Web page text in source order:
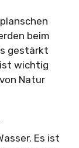
beim
gestärkt
wichtig
Natur
Es ist